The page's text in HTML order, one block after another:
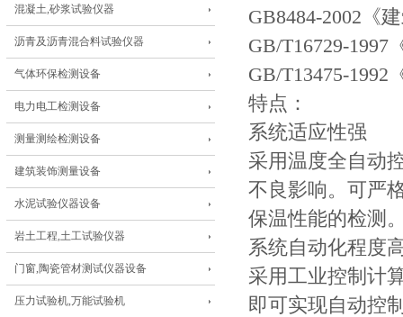
混凝土,砂浆试验仪器
沥青及沥青混合料试验仪器
气体环保检测设备
电力电工检测设备
测量测绘检测设备
建筑装饰测量设备
水泥试验仪器设备
岩土工程,土工试验仪器
门窗,陶瓷管材测试仪器设备
压力试验机,万能试验机
GB8484-2002《
GB/T16729-
GB/T13475-
特点：
系统适应性强
采用温度全自动
不良影响。可严
保温性能的检测
系统自动化程度
采用工业控制计
即可实现自动控